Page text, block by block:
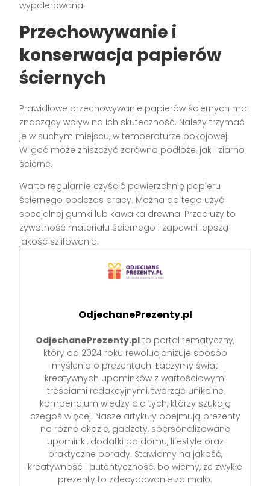
wypolerowana.
Przechowywanie i
konserwacja papierów
ściernych
Prawidłowe przechowywanie papierów ściernych ma
znaczący wpływ na ich skuteczność. Należy trzymać
je w suchym miejscu, w temperaturze pokojowej.
Wilgoć może zniszczyć zarówno podłoże, jak i ziarno
ścierne.
Warto regularnie czyścić powierzchnię papieru
ściernego podczas pracy. Można do tego użyć
specjalnej gumki lub kawałka drewna. Przedłuży to
żywotność materiału ściernego i zapewni lepszą
jakość szlifowania.
OdjechanePrezenty.pl
OdjechanePrezenty.pl to portal tematyczny,
który od 2024 roku rewolucjonizuje sposób
myślenia o prezentach. Łączymy świat
kreatywnych upominków z wartościowymi
treściami redakcyjnymi, tworząc unikalne
kompendium wiedzy dla tych, którzy szukają
czegoś więcej. Nasze artykuły obejmują prezenty
na różne okazje, gadżety, spersonalizowane
upominki, dodatki do domu, lifestyle oraz
praktyczne porady. Stawiamy na jakość,
kreatywność i autentyczność, bo wiemy, że zwykłe
prezenty to zdecydowanie za mało.